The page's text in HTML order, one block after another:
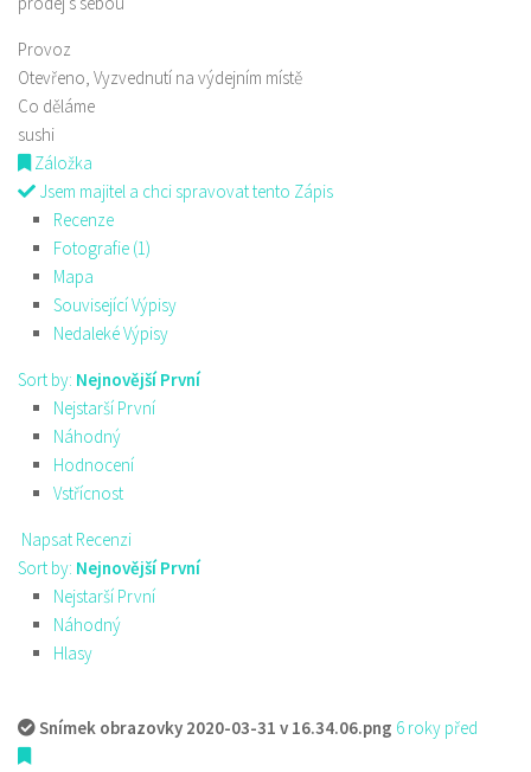
Provoz
Otevřeno, Vyzvednutí na výdejním místě
Co děláme
sushi
Záložka
Jsem majitel a chci spravovat tento Zápis
Recenze
Fotografie (1)
Mapa
Související Výpisy
Nedaleké Výpisy
Sort by: Nejnovější První
Nejstarší První
Náhodný
Hodnocení
Vstřícnost
Napsat Recenzi
Sort by: Nejnovější První
Nejstarší První
Náhodný
Hlasy
Snímek obrazovky 2020-03-31 v 16.34.06.png 6 roky před